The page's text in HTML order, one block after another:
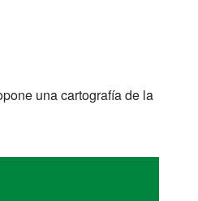
una cartografía de la